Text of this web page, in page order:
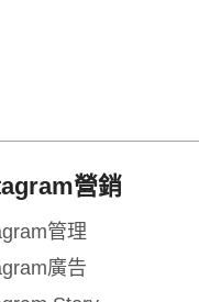
營銷
管理
廣告